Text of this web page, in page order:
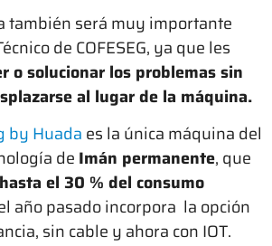
también será muy importante
de COFESEG, ya que les
o solucionar los problemas sin
al lugar de la máquina.
by Huada es la única máquina del
de Imán permanente, que
el 30 % del consumo
año pasado incorpora la opción
sin cable y ahora con IOT.